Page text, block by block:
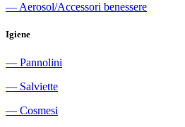
― Aerosol/Accessori benessere
Igiene
― Pannolini
― Salviette
― Cosmesi